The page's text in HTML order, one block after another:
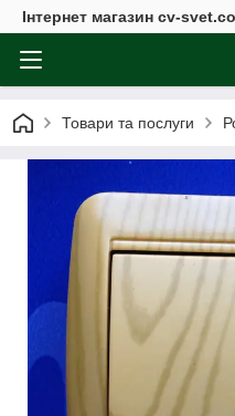
Інтернет магазин cv-
Товари та послуги